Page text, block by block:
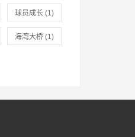
球员成长(1)
海湾大桥(1)